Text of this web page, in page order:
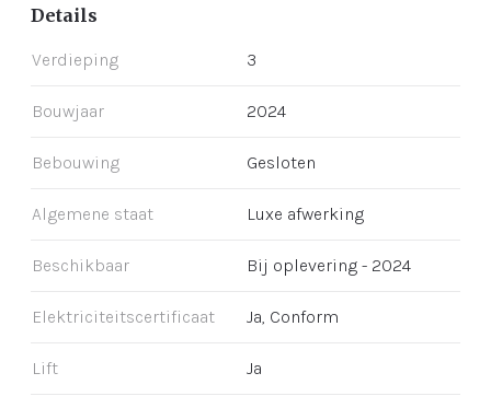
Details
Verdieping 3
Bouwjaar 2024
Bebouwing Gesloten
Algemene staat Luxe afwerking
Beschikbaar Bij oplevering - 2024
Elektriciteitscertificaat Ja, Conform
Lift Ja